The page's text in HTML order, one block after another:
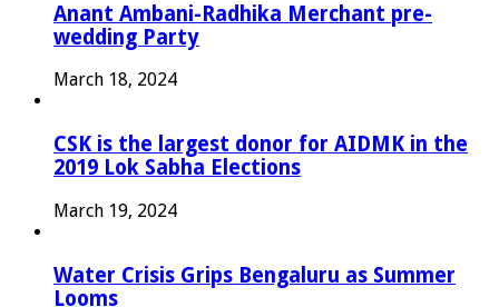
Anant Ambani-Radhika Merchant pre-
wedding Party
March 18, 2024
CSK is the largest donor for AIDMK in the
2019 Lok Sabha Elections
March 19, 2024
Water Crisis Grips Bengaluru as Summer
Looms